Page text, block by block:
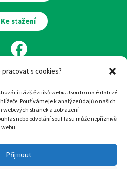
pracovat s cookies?
návštěvníků webu. Jsou to malé datové
Používáme je k analýze údajů o našich
webových stránek a zobrazení
nebo odvolání souhlasu může nepříznivě
Přijmout
Ke stažení
Lazara, 2022
Eva Chmelová
webu